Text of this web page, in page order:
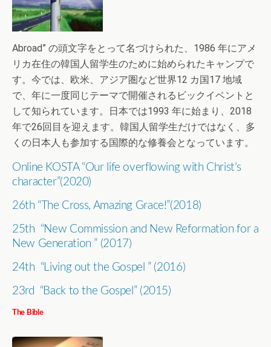
Abroad” の頭文字をとって名づけられた、1986 年にアメ
リカ在住の韓国人留学生のために始められたキャンプで
す。今では、欧米、アジア圏など世界12 カ国17 地域
で、年に一度同じテーマで開催されるビックイベントと
して知られています。日本では1993 年に始まり、2018
年で26回目を迎えます。韓国人留学生だけではなく、多
くの日本人も参加する国際的な修養会となっています。
Online KOSTA “Our life overflowing with Christ’s
character”(2020)
26th “The Cross, Amazing Grace!”(2018)
25th “New Commission and New Reformation for a
New Generation ” (2017)
24th “Living out the Gospel ” (2016)
23rd “Back to the Gospel” (2015)
The Bible